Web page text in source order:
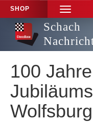
SHOP
TOGGLE
Schach
100
Wolfsburg